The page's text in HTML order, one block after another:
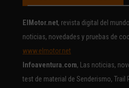
ElMotor.net, revista digital del
noticias, novedades y pruebas de
www.elmotor.net
Infoaventura.com, Las noticias,
test de material de Senderismo, Trail